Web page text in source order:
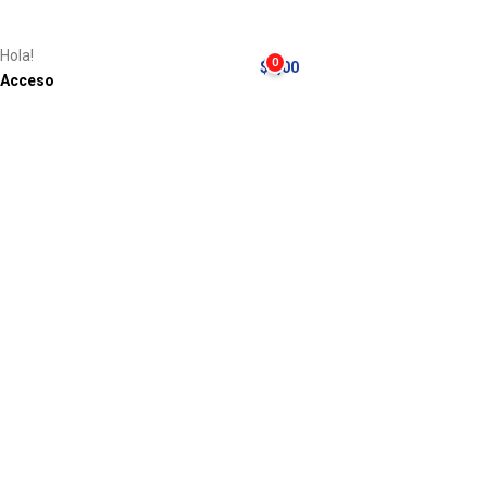
Hola!
Acceso
0
$0,00